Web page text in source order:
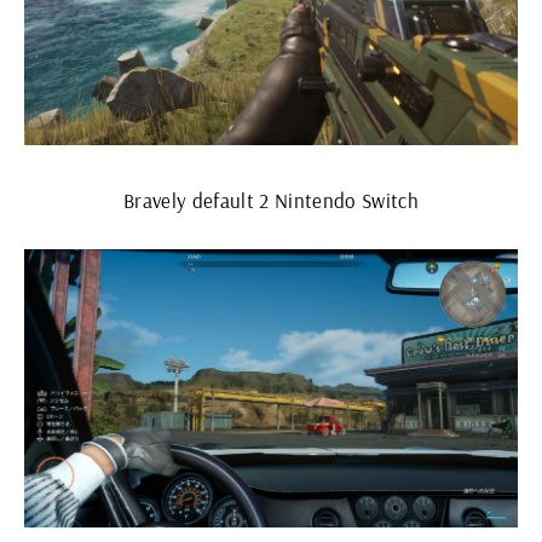
Bravely default 2 Nintendo Switch